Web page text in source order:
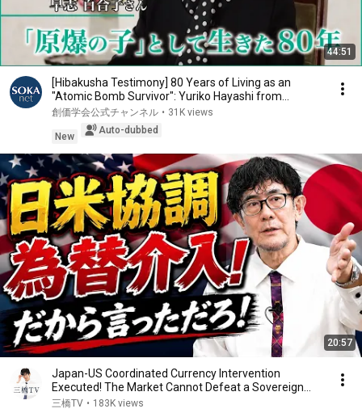
44:51
[Hibakusha Testimony] 80 Years of Living as an
"Atomic Bomb Survivor": Yuriko Hayashi from
Hirosh...
創価学会公式チャンネル • 31K views
New
Auto-dubbed
20:57
Japan-US Coordinated Currency Intervention
Executed! The Market Cannot Defeat a Sovereign
Currenc...
三橋TV • 183K views